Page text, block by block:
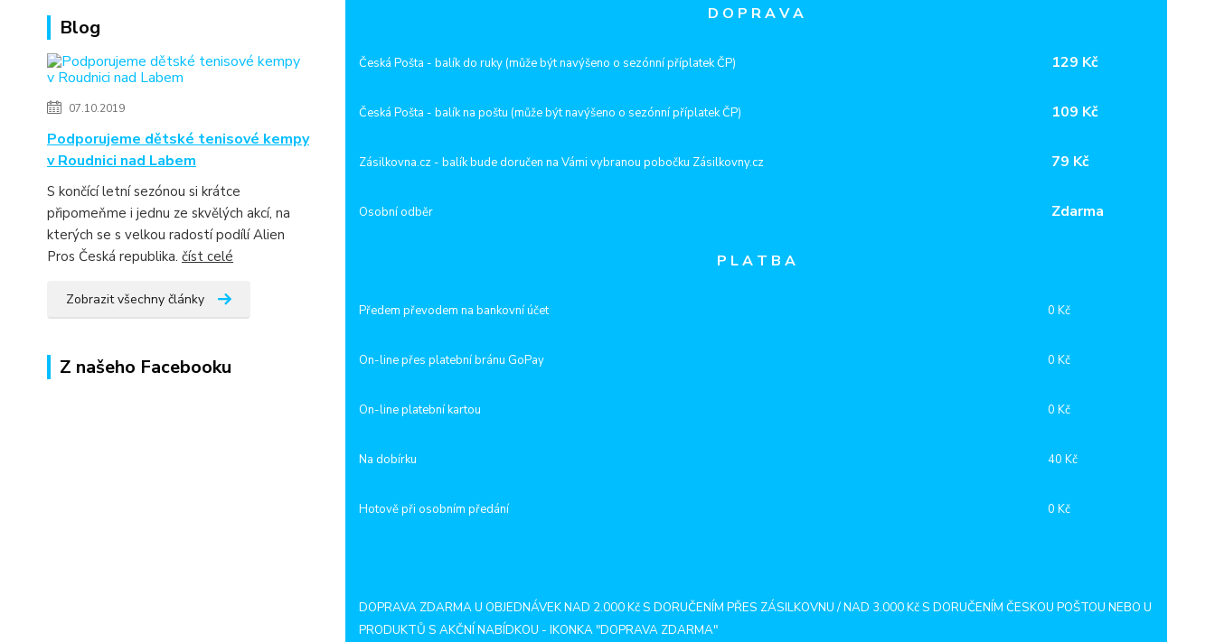
Blog
07.10.2019
Podporujeme dětské tenisové kempy
v Roudnici nad Labem
S končící letní sezónou si krátce
připomeňme i jednu ze skvělých akcí, na
kterých se s velkou radostí podílí Alien
Pros Česká republika. číst celé
Zobrazit všechny články
Z našeho Facebooku
D O P R A V A
Česká Pošta - balík do ruky (může být navýšeno o sezónní příplatek ČP) 129 Kč
Česká Pošta - balík na poštu (může být navýšeno o sezónní příplatek ČP) 109 Kč
Zásilkovna.cz - balík bude doručen na Vámi vybranou pobočku Zásilkovny.cz 79 Kč
Osobní odběr Zdarma
P L A T B A
Předem převodem na bankovní účet 0 Kč
On-line přes platební bránu GoPay 0 Kč
On-line platební kartou 0 Kč
Na dobírku 40 Kč
Hotově při osobním předání 0 Kč
DOPRAVA ZDARMA U OBJEDNÁVEK NAD 2.000 Kč S DORUČENÍM PŘES ZÁSILKOVNU / NAD 3.000 Kč S DORUČENÍM ČESKOU POŠTOU NEBO U
PRODUKTŮ S AKČNÍ NABÍDKOU - IKONKA "DOPRAVA ZDARMA"